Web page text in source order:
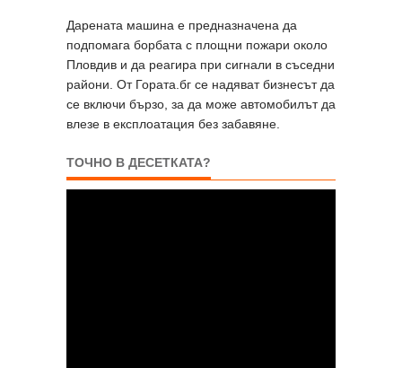
Дарената машина е предназначена да
подпомага борбата с площни пожари около
Пловдив и да реагира при сигнали в съседни
райони. От Гората.бг се надяват бизнесът да
се включи бързо, за да може автомобилът да
влезе в експлоатация без забавяне.
ТОЧНО В ДЕСЕТКАТА?